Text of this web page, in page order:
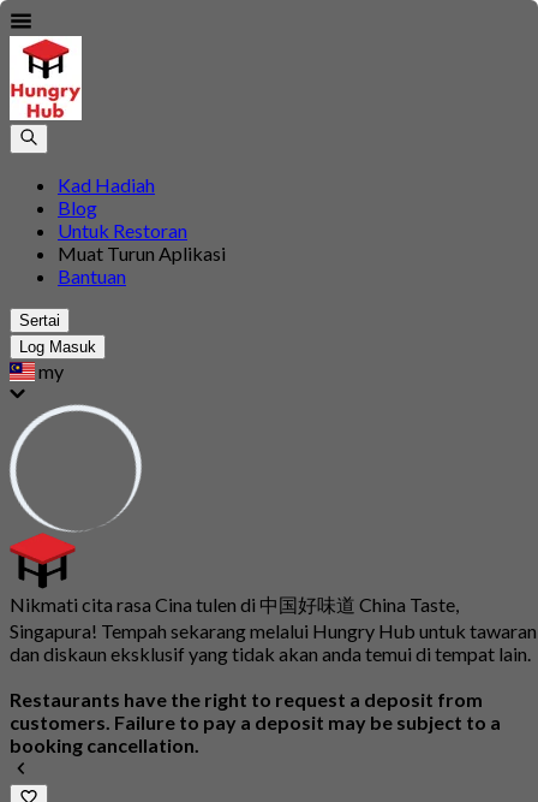
Kad Hadiah
Blog
Untuk Restoran
Muat Turun Aplikasi
Bantuan
Sertai
Log Masuk
my
Nikmati cita rasa Cina tulen di 中国好味道 China Taste,
Singapura! Tempah sekarang melalui Hungry Hub untuk tawaran
dan diskaun eksklusif yang tidak akan anda temui di tempat lain.
Restaurants have the right to request a deposit from
customers. Failure to pay a deposit may be subject to a
booking cancellation.